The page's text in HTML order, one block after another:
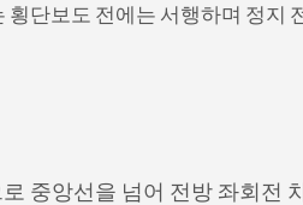
단보도 전에는 서행하며 정지
중앙선을 넘어 전방 좌회전